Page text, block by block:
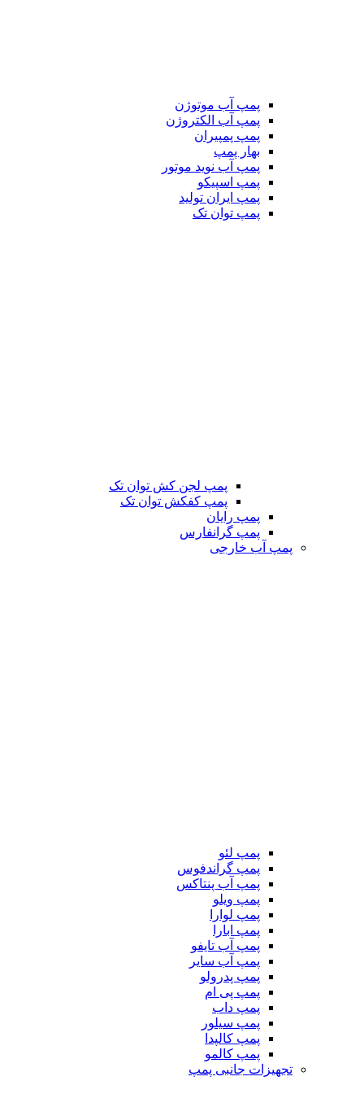
پمپ آب موتوژن
پمپ آب الکتروژن
پمپ پمپیران
بهار پمپ
پمپ آب نوید موتور
پمپ اسپیکو
پمپ ایران تولید
پمپ توان تک
پمپ لجن کش توان تک
پمپ کفکش توان تک
پمپ رایان
پمپ گرانفارس
پمپ آب خارجی
پمپ لئو
پمپ گراندفوس
پمپ آب پنتاکس
پمپ ویلو
پمپ لوارا
پمپ ابارا
پمپ آب تایفو
پمپ آب سایر
پمپ پدرولو
پمپ پی ام
پمپ داب
پمپ سیلور
پمپ کالپدا
پمپ کالمو
تجهیزات جانبی پمپ